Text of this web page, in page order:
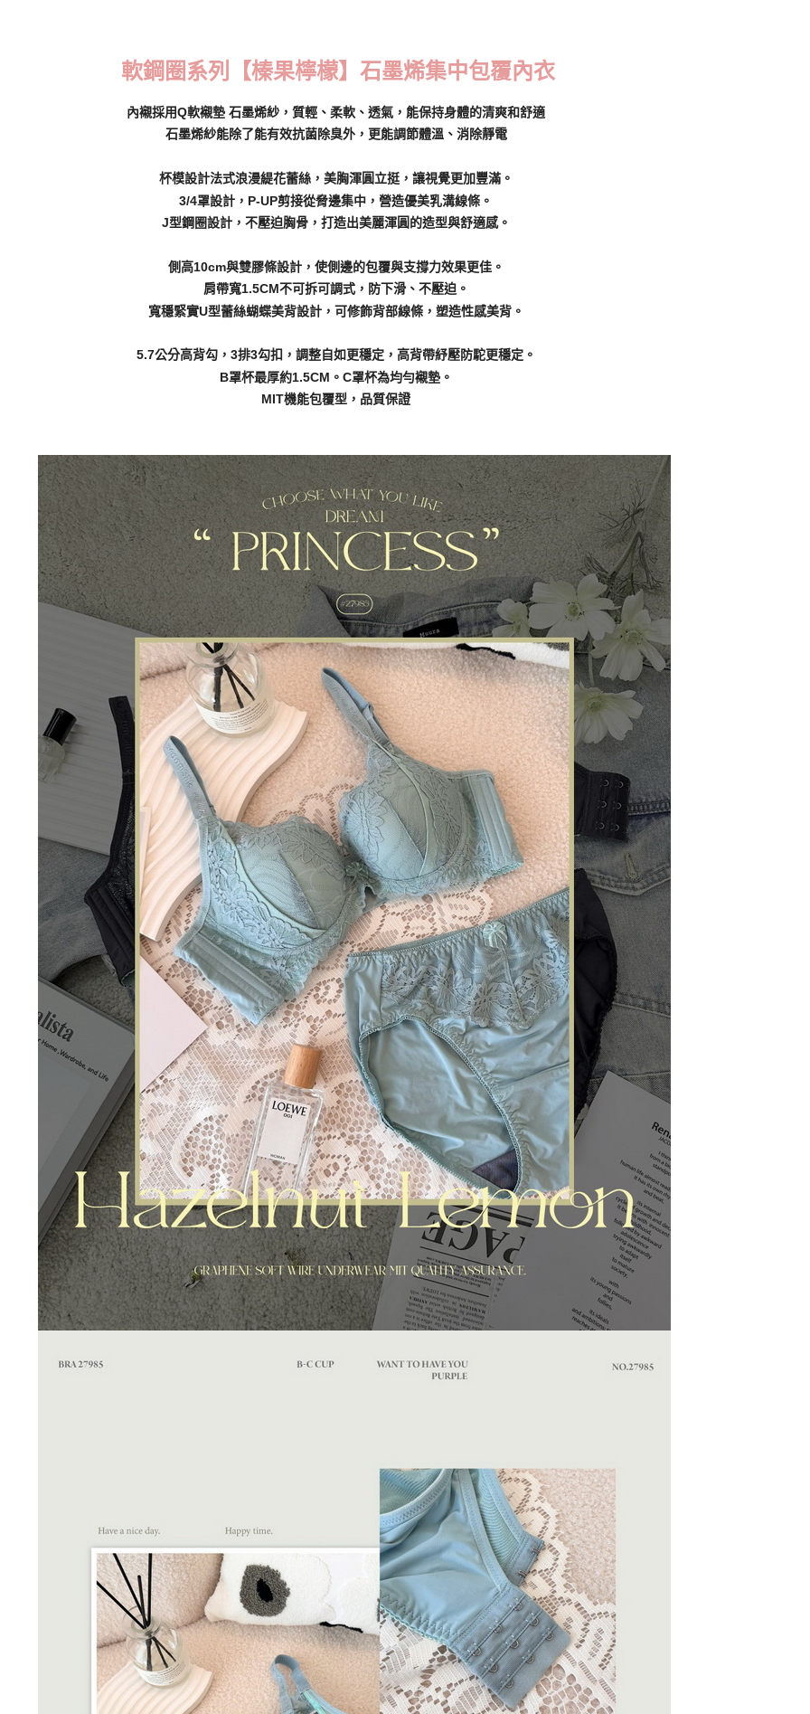
國際配送
軟鋼圈系列【榛果檸檬】石墨烯集中包覆內衣
內襯採用Q軟襯墊 石墨烯紗，質輕、柔軟、透氣，能保持身體的清爽和舒適
石墨烯紗能除了能有效抗菌除臭外，更能調節體溫、消除靜電
杯模設計法式浪漫緹花蕾絲，美胸渾圓立挺，讓視覺更加豐滿。
3/4罩設計，P-UP剪接從脅邊集中，營造優美乳溝線條。
J型鋼圈設計，不壓迫胸骨，打造出美麗渾圓的造型與舒適感。
側高10cm與雙膠條設計，使側邊的包覆與支撐力效果更佳。
肩帶寬1.5CM不可拆可調式，防下滑、不壓迫。
寬穩緊實U型蕾絲蝴蝶美背設計，可修飾背部線條，塑造性感美背。
5.7公分高背勾，3排3勾扣，調整自如更穩定，高背帶紓壓防駝更穩定。
B罩杯最厚約1.5CM。C罩杯為均勻襯墊。
MIT機能包覆型，品質保證